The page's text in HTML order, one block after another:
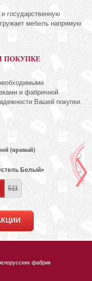
государственную
мебель напрямую
ПОКУПКЕ
и фабричной
Вашей покупки.
(правый)
Белый»
511
фабрик